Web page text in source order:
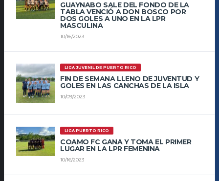
GUAYNABO SALE DEL FONDO DE LA
TABLA VENCIÓ A DON BOSCO POR
DOS GOLES A UNO EN LA LPR
MASCULINA
10/16/2023
LIGA JUVENIL DE PUERTO RICO
FIN DE SEMANA LLENO DE JUVENTUD Y
GOLES EN LAS CANCHAS DE LA ISLA
10/09/2023
LIGA PUERTO RICO
COAMO FC GANA Y TOMA EL PRIMER
LUGAR EN LA LPR FEMENINA
10/16/2023